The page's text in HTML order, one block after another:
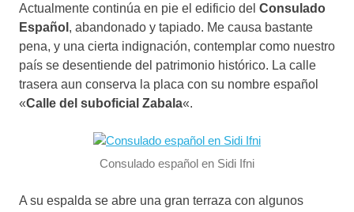
Actualmente continúa en pie el edificio del Consulado
Español , abandonado y tapiado. Me causa bastante
pena, y una cierta indignación, contemplar como nuestro
país se desentiende del patrimonio histórico. La calle
trasera aun conserva la placa con su nombre español
«Calle del suboficial Zabala«.
Consulado español en Sidi Ifni
A su espalda se abre una gran terraza con algunos